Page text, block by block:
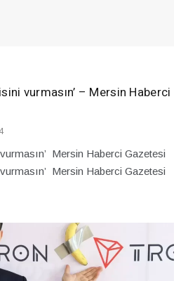
vurmasın’ – Mersin Haberci
Mersin Haberci Gazetesi
Mersin Haberci Gazetesi